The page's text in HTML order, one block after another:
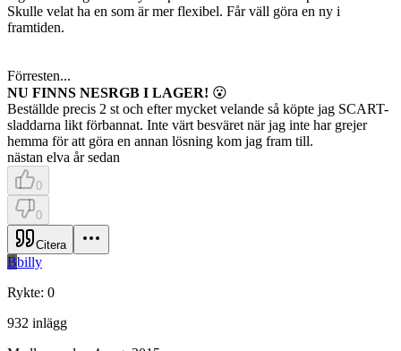
Skulle velat ha en som är mer flexibel. Får väll göra en ny i
framtiden.
Förresten...
NU FINNS NESRGB I LAGER! 😮
Beställde precis 2 st och efter mycket velande så köpte jag SCART-
sladdarna likt förbannat. Inte värt besväret när jag inte har grejer
hemma för att göra en annan lösning kom jag fram till.
nästan elva år sedan
0
0
Citera
Bbilly
Rykte: 0
932 inlägg